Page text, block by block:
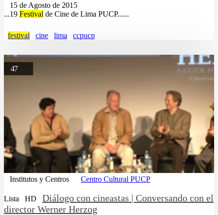
15 de Agosto de 2015
...19 Festival de Cine de Lima PUCP......
festival cine lima ccpucp
47
Institutos y Centros Centro Cultural PUCP
Lista HD
Diálogo con cineastas | Conversando con el
director Werner Herzog